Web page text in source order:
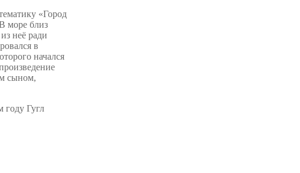
«Город
море близ
неё ради
в
начался
сыном,
году Гугл